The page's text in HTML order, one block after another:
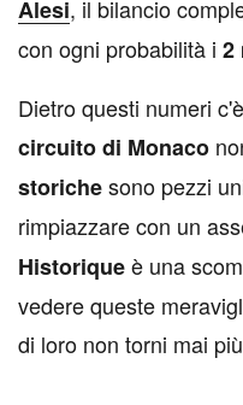
Alesi, il bilancio
con ogni probabilità i 2
Dietro questi numeri
circuito di Monaco
storichesono pezzi
rimpiazzare con un
Historiqueè una
vedere queste
di loro non torni mai